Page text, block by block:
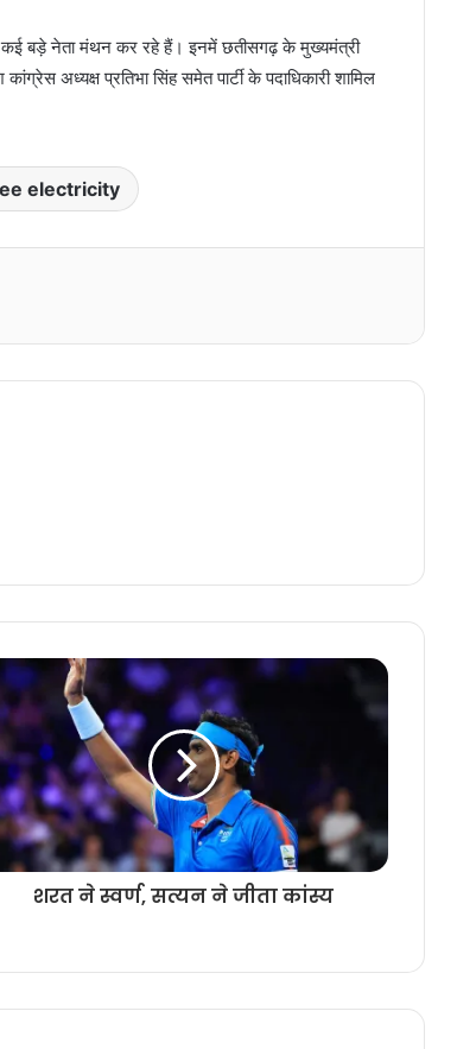
कई बड़े नेता मंथन कर रहे हैं। इनमें छतीसगढ़ के मुख्यमंत्री
अध्यक्ष प्रतिभा सिंह समेत पार्टी के पदाधिकारी शामिल
electricity
शरत ने स्वर्ण, सत्यन ने जीता कांस्य